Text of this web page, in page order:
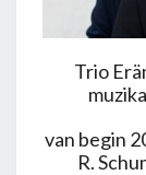
Trio
van begin
R.